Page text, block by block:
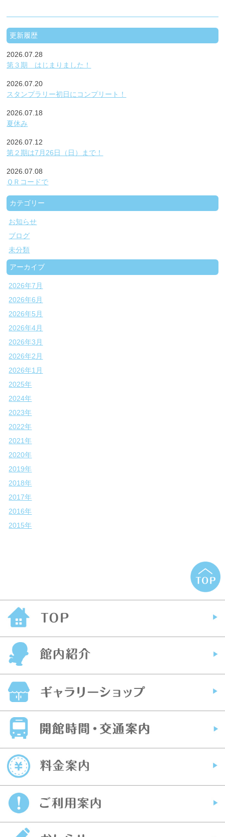
更新履歴
2026.07.28
第３期 はじまりました！
2026.07.20
スタンプラリー初日にコンプリート！
2026.07.18
夏休み
2026.07.12
第２期は7月26日（日）まで！
2026.07.08
ＱＲコードで
カテゴリー
お知らせ
ブログ
未分類
アーカイブ
2026年7月
2026年6月
2026年5月
2026年4月
2026年3月
2026年2月
2026年1月
2025年
2024年
2023年
2022年
2021年
2020年
2019年
2018年
2017年
2016年
2015年